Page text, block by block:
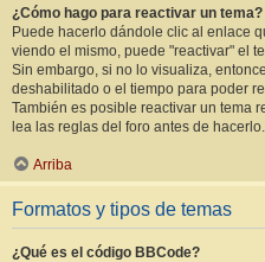
¿Cómo hago para reactivar un tema?
Puede hacerlo dándole clic al enlace
viendo el mismo, puede "reactivar" el
Sin embargo, si no lo visualiza,
deshabilitado o el tiempo para poder
También es posible reactivar un tema
lea las reglas del foro antes de hacerlo.
Arriba
Formatos y tipos de temas
¿Qué es el código BBCode?